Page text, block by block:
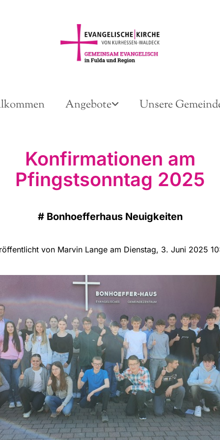
Angebote Unsere
Konfirmationen am
Pfingstsonntag 2025
# Bonhoefferhaus Neuigkeiten
von Marvin Lange am Dienstag, 3. Juni 2025